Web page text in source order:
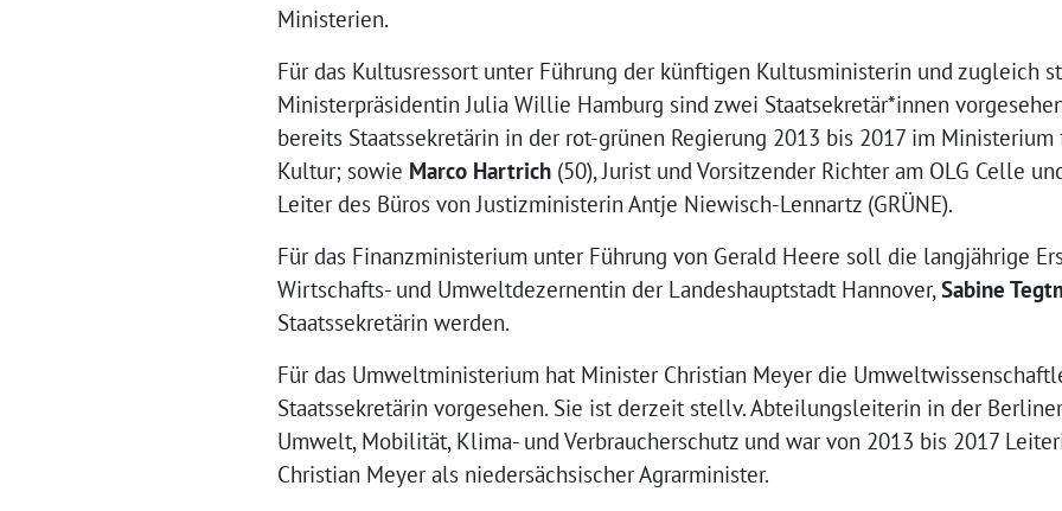
Ministerien.
Für das Kultusressort unter Führung der künftigen Kultusministerin und zugleich
Ministerpräsidentin Julia Willie Hamburg sind zwei Staatsekretär*innen
bereits Staatssekretärin in der rot-grünen Regierung 2013 bis 2017 im
Kultur; sowie Marco Hartrich (50), Jurist und Vorsitzender Richter am OLG Celle
Leiter des Büros von Justizministerin Antje Niewisch-Lennartz (GRÜNE).
Für das Finanzministerium unter Führung von Gerald Heere soll die langjährige
Wirtschafts- und Umweltdezernentin der Landeshauptstadt Hannover,Sabine
Staatssekretärin werden.
Für das Umweltministerium hat Minister Christian Meyer die
Staatssekretärin vorgesehen. Sie ist derzeit stellv. Abteilungsleiterin in der
Umwelt, Mobilität, Klima- und Verbraucherschutz und war von 2013 bis 2017
Christian Meyer als niedersächsischer Agrarminister.